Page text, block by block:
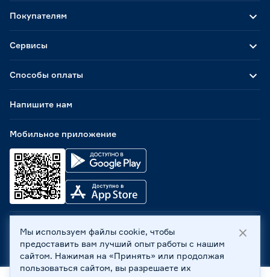
Способы оплаты
Мобильное приложение
Покупателям
Сервисы
Напишите нам
ООО «Бауцентр Рус» 2004 -2026, 236029, г. Калининград,
ул. А.Невского, 205. ИНН 7702596813, КПП 390601001 ©
Все права защищены
Политика обработки персональных данных
Мы используем файлы cookie, чтобы
предоставить вам лучший опыт работы с нашим
сайтом. Нажимая на «Принять» или продолжая
пользоваться сайтом, вы разрешаете их